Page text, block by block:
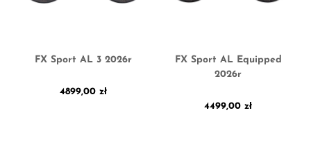
FX Sport AL 3 2026r
4899,00 zł
FX Sport AL Equipped
2026r
4499,00 zł